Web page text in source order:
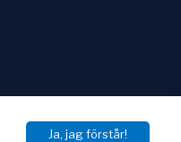
Ja, jag förstår!